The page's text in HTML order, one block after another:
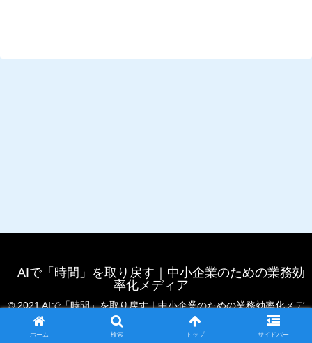
AIで「時間」を取り戻す｜中小企業のための業務効
率化メディア
© 2021 AIで「時間」を取り戻す｜中小企業のための業務効率化メデ
ホーム 検索 トップ サイドバー